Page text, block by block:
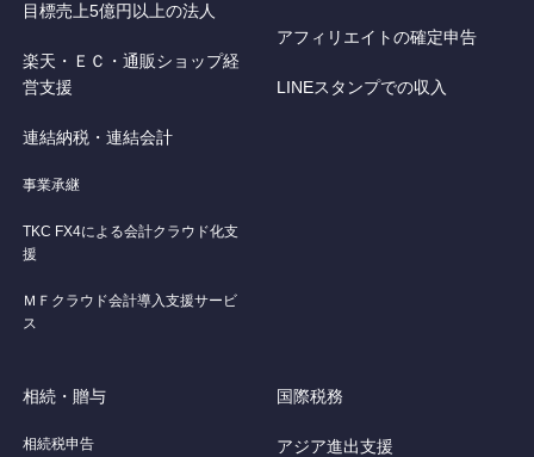
目標売上5億円以上の法人
楽天・ＥＣ・通販ショップ経
営支援
連結納税・連結会計
事業承継
TKC FX4による会計クラウド化支
援
ＭＦクラウド会計導入支援サービ
ス
アフィリエイトの確定申告
LINEスタンプでの収入
相続・贈与
相続税申告
国際税務
アジア進出支援